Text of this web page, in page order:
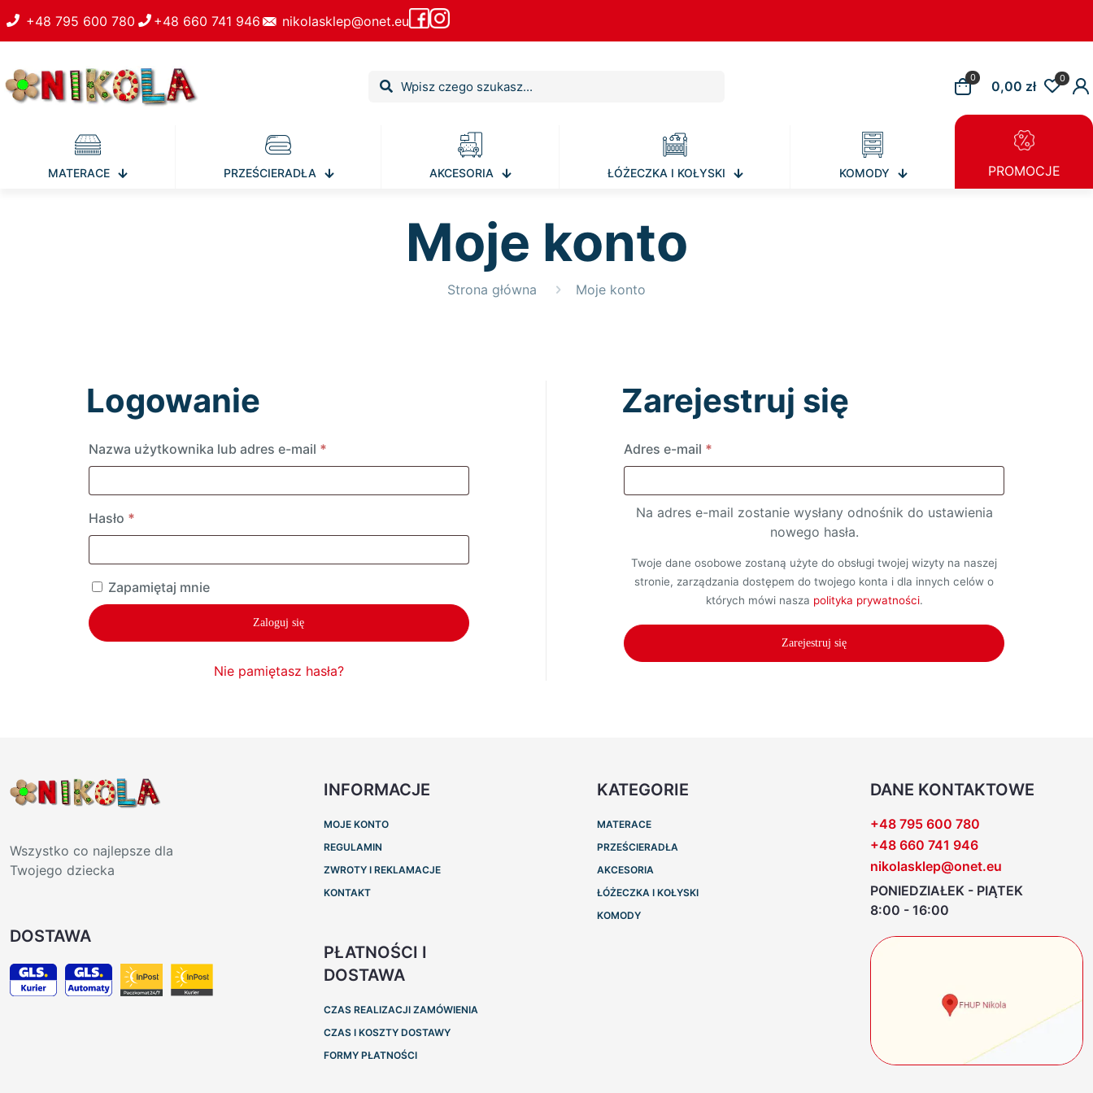
+48 795 600 780 +48 660 741 946 nikolasklep@onet.eu
0
0,00 zł
0
MATERACE PRZEŚCIERADŁA AKCESORIA ŁÓŻECZKA I KOŁYSKI KOMODY PROMOCJE
Moje konto
Strona główna Moje konto
Logowanie
Nazwa użytkownika lub adres e-mail *Wymagane
Hasło *Wymagane
Zapamiętaj mnie
Zaloguj się
Nie pamiętasz hasła?
Zarejestruj się
Adres e-mail *
Na adres e-mail zostanie wysłany odnośnik do ustawienia
nowego hasła.
Twoje dane osobowe zostaną użyte do obsługi twojej wizyty na naszej
stronie, zarządzania dostępem do twojego konta i dla innych celów o
których mówi nasza polityka prywatności.
Zarejestruj się
Wszystko co najlepsze dla
Twojego dziecka
DOSTAWA
INFORMACJE
MOJE KONTO
REGULAMIN
ZWROTY I REKLAMACJE
KONTAKT
PŁATNOŚCI I
DOSTAWA
CZAS REALIZACJI ZAMÓWIENIA
CZAS I KOSZTY DOSTAWY
FORMY PŁATNOŚCI
KATEGORIE
MATERACE
PRZEŚCIERADŁA
AKCESORIA
ŁÓŻECZKA I KOŁYSKI
KOMODY
DANE KONTAKTOWE
+48 795 600 780
+48 660 741 946
nikolasklep@onet.eu
PONIEDZIAŁEK - PIĄTEK
8:00 - 16:00